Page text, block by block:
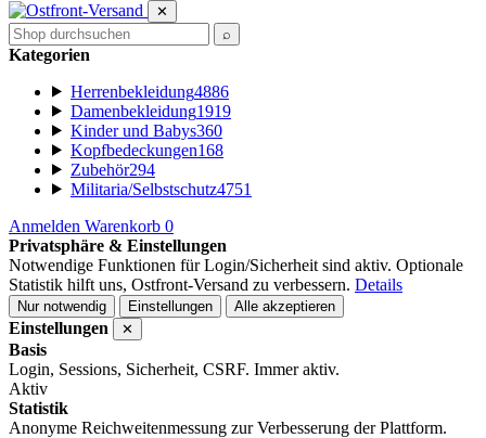
✕
⌕
Kategorien
Herrenbekleidung4886
Damenbekleidung1919
Kinder und Babys360
Kopfbedeckungen168
Zubehör294
Militaria/Selbstschutz4751
Anmelden Warenkorb 0
Privatsphäre & Einstellungen
Notwendige Funktionen für Login/Sicherheit sind aktiv. Optionale
Statistik hilft uns, Ostfront-Versand zu verbessern. Details
Nur notwendig Einstellungen Alle akzeptieren
Einstellungen ✕
Basis
Login, Sessions, Sicherheit, CSRF. Immer aktiv.
Aktiv
Statistik
Anonyme Reichweitenmessung zur Verbesserung der Plattform.